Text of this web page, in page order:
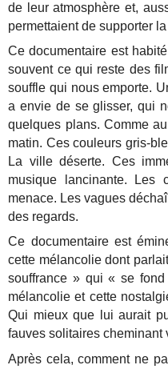
de leur atmosphère et,
permettaient de supporter
Ce documentaire est
souvent ce qui reste des
souffle qui nous emporte.
a envie de se glisser, qui
quelques plans. Comme au
matin. Ces couleurs gris-
La ville déserte. Ces
musique lancinante. Les
menace. Les vagues
des regards.
Ce documentaire est
cette mélancolie dont
souffrance » qui « se
mélancolie et cette
Qui mieux que lui aurait
fauves solitaires cheminant
Après cela, comment ne